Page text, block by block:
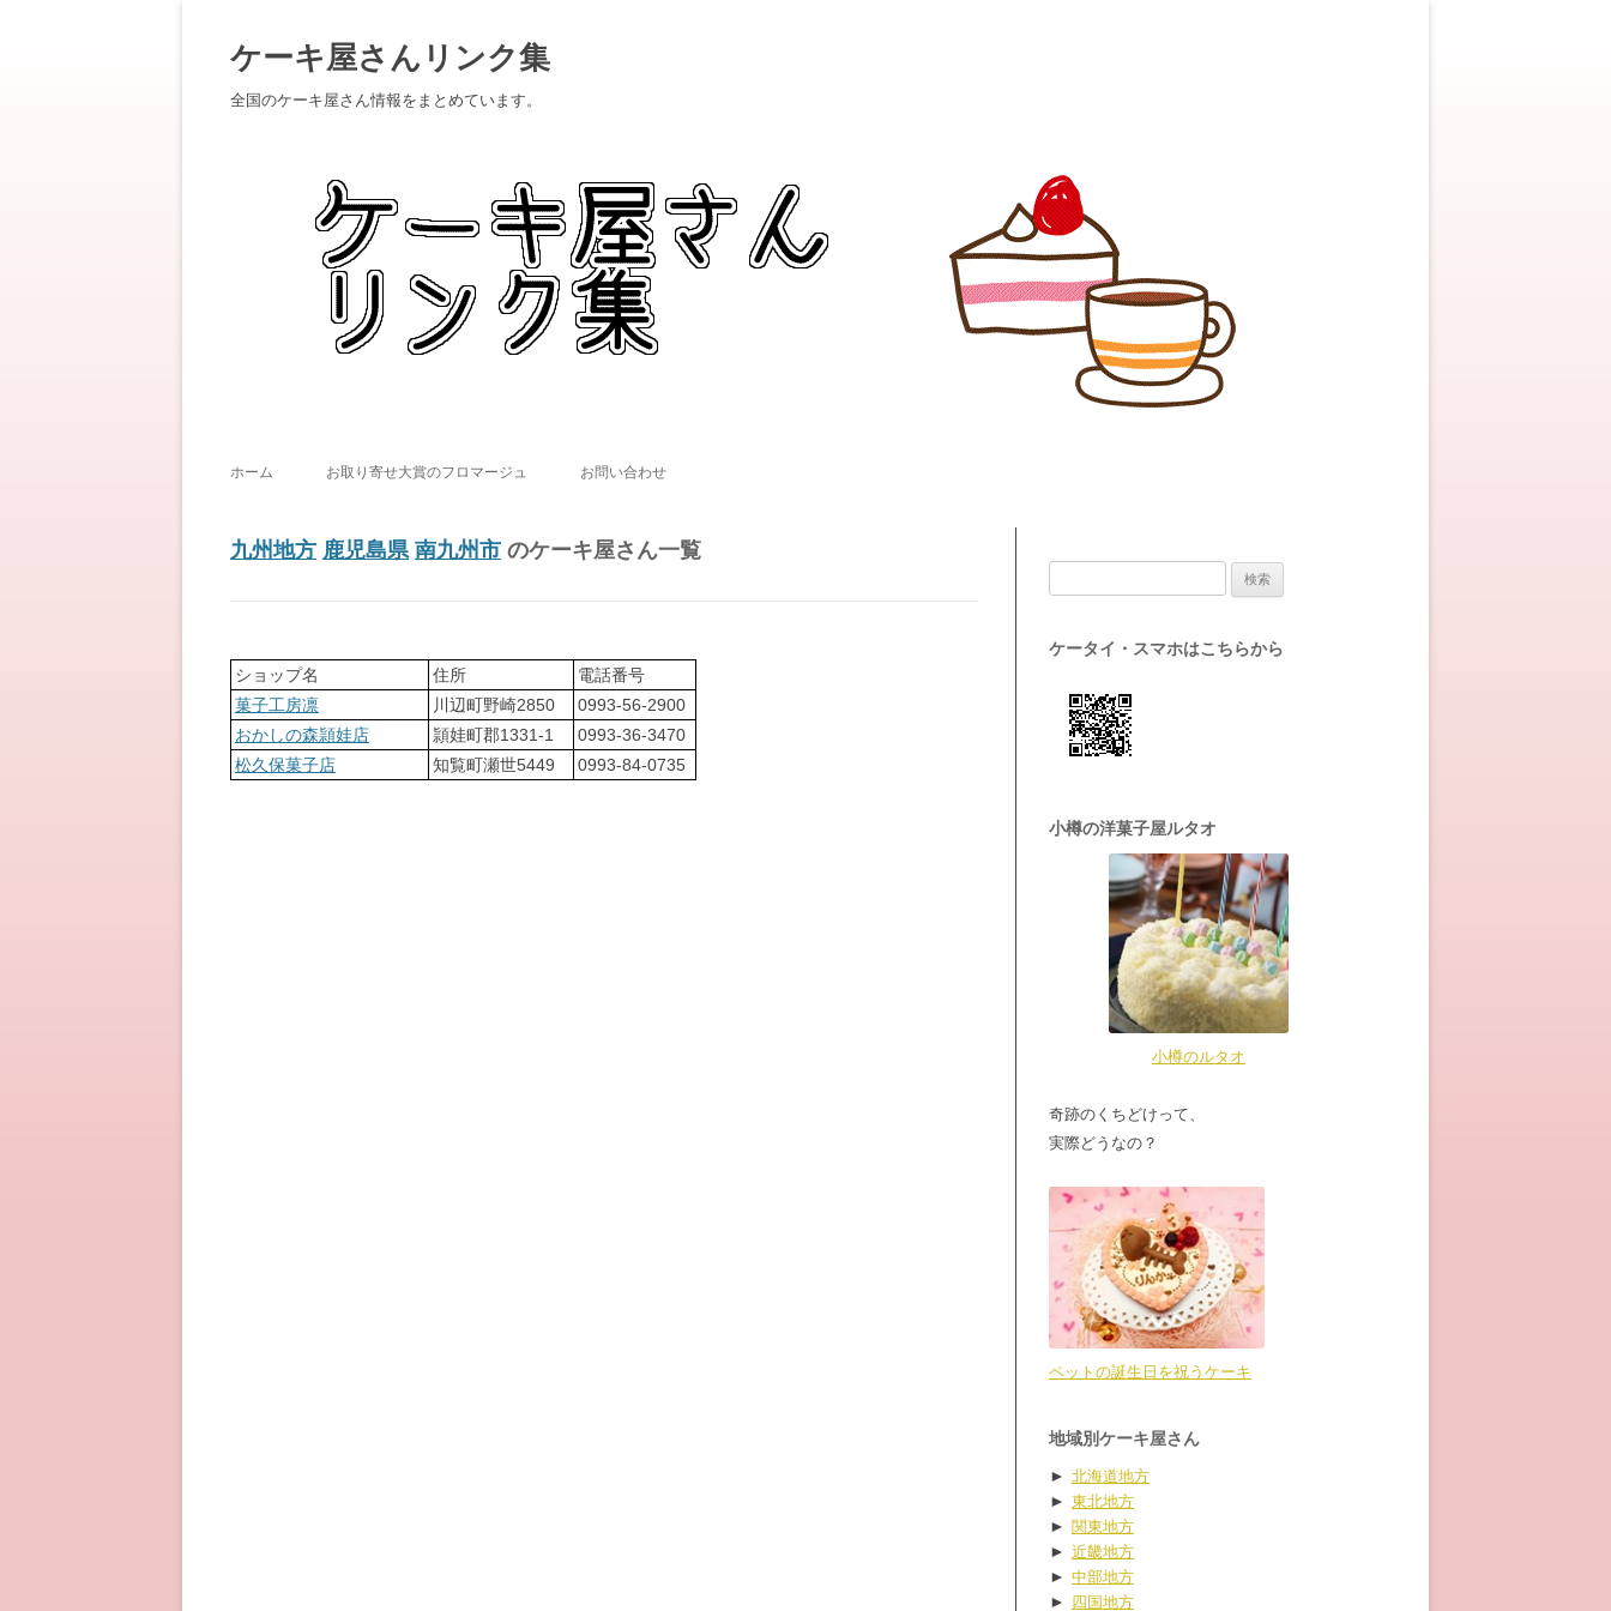
ケーキ屋さんリンク集
全国のケーキ屋さん情報をまとめています。
ホーム お取り寄せ大賞のフロマージュ お問い合わせ
九州地方 鹿児島県 南九州市 のケーキ屋さん一覧
ショップ名 住所
電話番号
菓子工房凛
川辺町野崎2850
0993-56-2900
おかしの森頴娃店
頴娃町郡1331-1
0993-36-3470
松久保菓子店
知覧町瀬世5449 0993-84-0735
ケータイ・スマホはこちらから
小樽の洋菓子屋ルタオ
小樽のルタオ
奇跡のくちどけって、
実際どうなの？
ペットの誕生日を祝うケーキ
地域別ケーキ屋さん
► 北海道地方
► 東北地方
► 関東地方
► 近畿地方
► 中部地方
► 四国地方